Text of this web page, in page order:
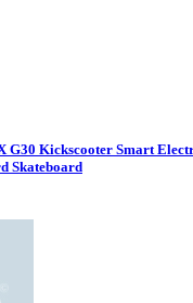
G30 Kickscooter Smart
Skateboard